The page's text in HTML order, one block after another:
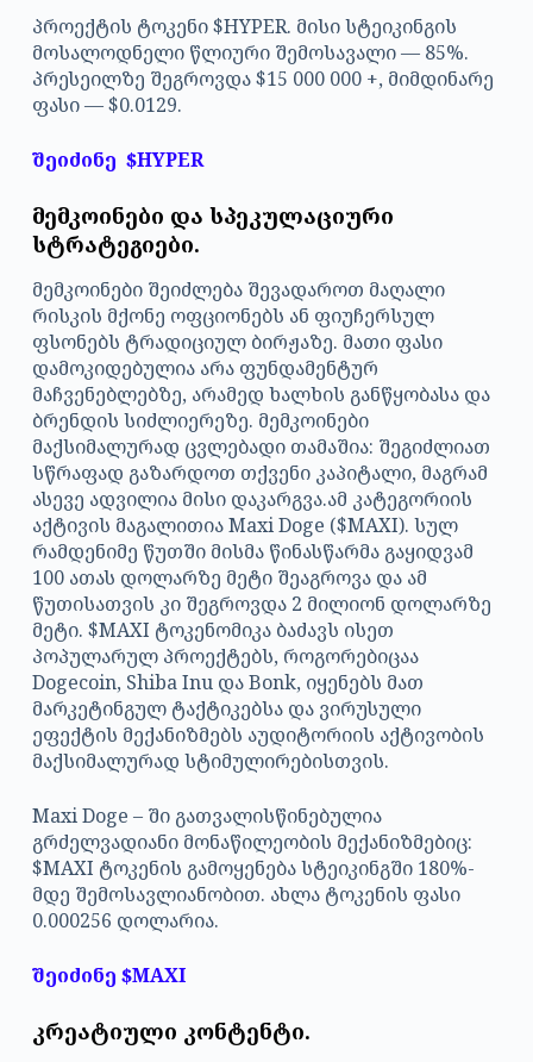
პროექტის ტოკენი $HYPER. მისი სტეიკინგის
მოსალოდნელი წლიური შემოსავალი — 85%.
პრესეილზე შეგროვდა $15 000 000 +, მიმდინარე
ფასი — $0.0129.
შეიძინე $HYPER
მემკოინები და სპეკულაციური
სტრატეგიები.
მემკოინები შეიძლება შევადაროთ მაღალი
რისკის მქონე ოფციონებს ან ფიუჩერსულ
ფსონებს ტრადიციულ ბირჟაზე. მათი ფასი
დამოკიდებულია არა ფუნდამენტურ
მაჩვენებლებზე, არამედ ხალხის განწყობასა და
ბრენდის სიძლიერეზე. მემკოინები
მაქსიმალურად ცვლებადი თამაშია: შეგიძლიათ
სწრაფად გაზარდოთ თქვენი კაპიტალი, მაგრამ
ასევე ადვილია მისი დაკარგვა.ამ კატეგორიის
აქტივის მაგალითია Maxi Doge ($MAXI). სულ
რამდენიმე წუთში მისმა წინასწარმა გაყიდვამ
100 ათას დოლარზე მეტი შეაგროვა და ამ
წუთისათვის კი შეგროვდა 2 მილიონ დოლარზე
მეტი. $MAXI ტოკენომიკა ბაძავს ისეთ
პოპულარულ პროექტებს, როგორებიცაა
Dogecoin, Shiba Inu და Bonk, იყენებს მათ
მარკეტინგულ ტაქტიკებსა და ვირუსული
ეფექტის მექანიზმებს აუდიტორიის აქტივობის
მაქსიმალურად სტიმულირებისთვის.
Maxi Doge – ში გათვალისწინებულია
გრძელვადიანი მონაწილეობის მექანიზმებიც:
$MAXI ტოკენის გამოყენება სტეიკინგში 180%-
მდე შემოსავლიანობით. ახლა ტოკენის ფასი
0.000256 დოლარია.
შეიძინე $MAXI
კრეატიული კონტენტი.